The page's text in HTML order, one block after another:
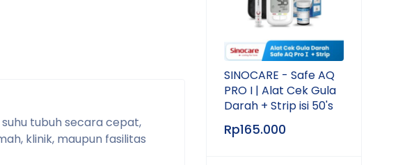
tubuh secara cepat,
klinik, maupun fasilitas
SINOCARE - Safe AQ
PRO I | Alat Cek Gula
Darah + Strip isi 50's
Rp165.000